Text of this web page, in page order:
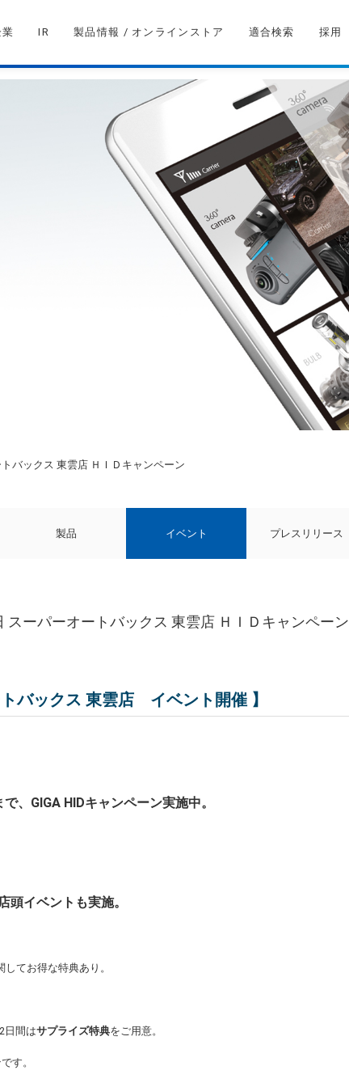
業 IR 製品情報 / オンラインストア 適合検索 採用
バックス 東雲店 ＨＩＤキャンペーン
製品 イベント プレスリリース
スーパーオートバックス 東雲店 ＨＩＤキャンペーン
バックス 東雲店 イベント開催 】
、GIGA HIDキャンペーン実施中。
頭イベントも実施。
てお得な特典あり。
日間はサプライズ特典をご用意。
す。